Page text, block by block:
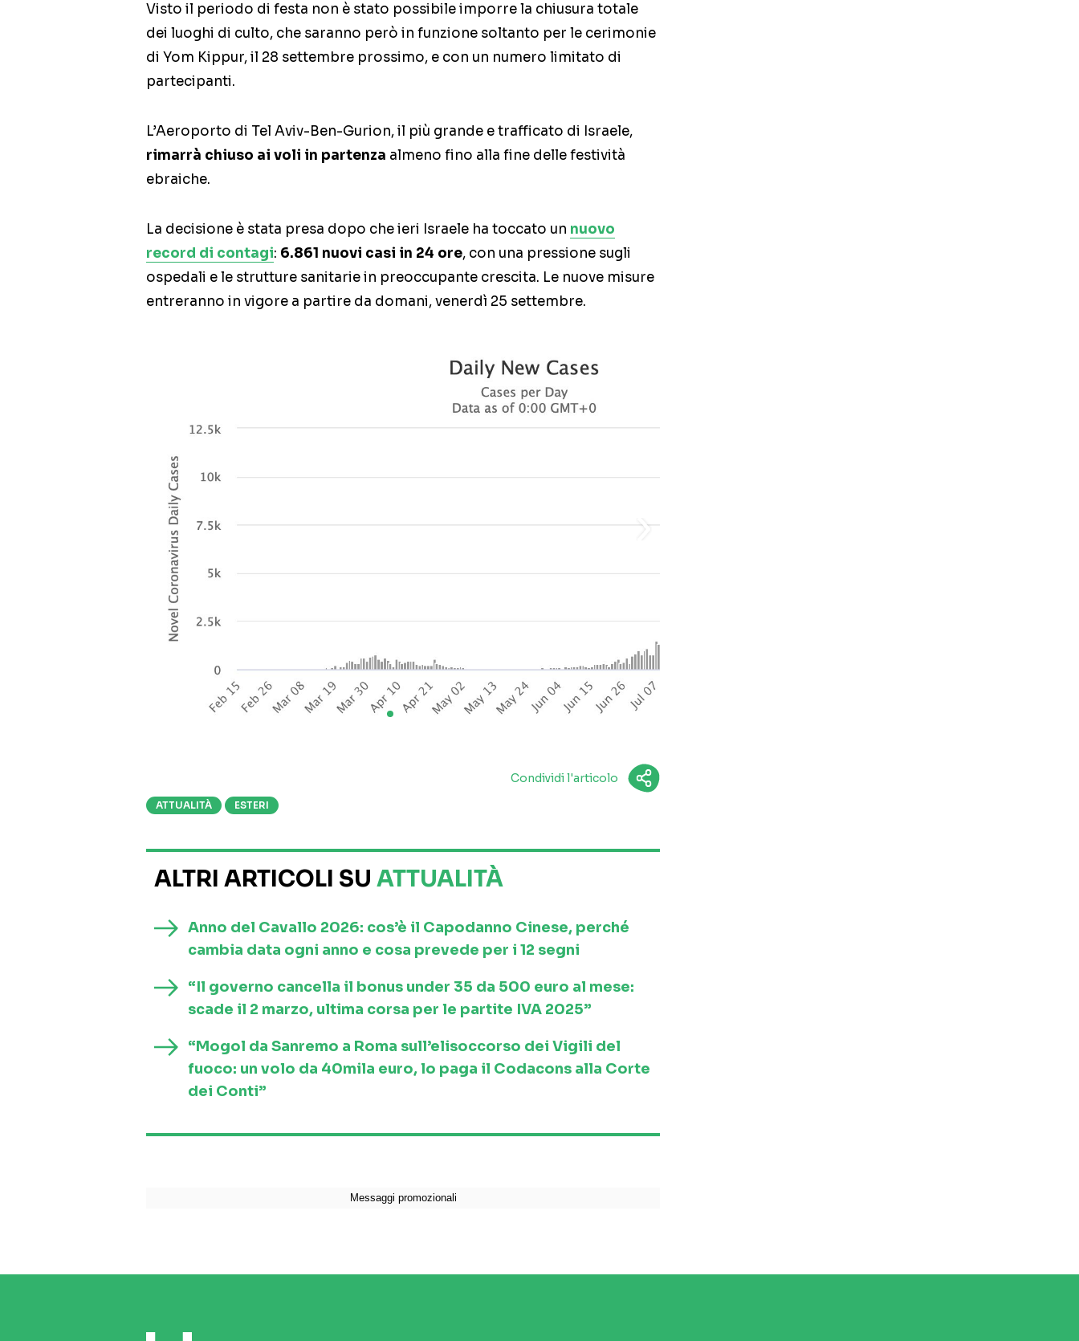
Visto il periodo di festa non è stato possibile imporre la chiusura totale
dei luoghi di culto, che saranno però in funzione soltanto per le cerimonie
di Yom Kippur, il 28 settembre prossimo, e con un numero limitato di
partecipanti.
L’Aeroporto di Tel Aviv-Ben-Gurion, il più grande e trafficato di Israele,
rimarrà chiuso ai voli in partenza almeno fino alla fine delle festività
ebraiche.
La decisione è stata presa dopo che ieri Israele ha toccato un nuovo
record di contagi: 6.861 nuovi casi in 24 ore, con una pressione sugli
ospedali e le strutture sanitarie in preoccupante crescita. Le nuove misure
entreranno in vigore a partire da domani, venerdì 25 settembre.
Condividi l'articolo
ATTUALITÀ ESTERI
ALTRI ARTICOLI SU ATTUALITÀ
Anno del Cavallo 2026: cos’è il Capodanno Cinese, perché
cambia data ogni anno e cosa prevede per i 12 segni
“Il governo cancella il bonus under 35 da 500 euro al mese:
scade il 2 marzo, ultima corsa per le partite IVA 2025”
“Mogol da Sanremo a Roma sull’elisoccorso dei Vigili del
fuoco: un volo da 40mila euro, lo paga il Codacons alla Corte
dei Conti”